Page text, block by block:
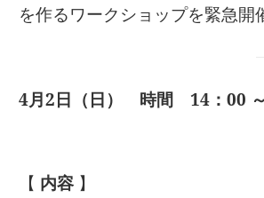
を作るワークショップを緊急開
4月2日（日） 時間 14：00
【 内容 】